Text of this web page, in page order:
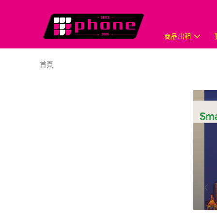
商品出租
首頁